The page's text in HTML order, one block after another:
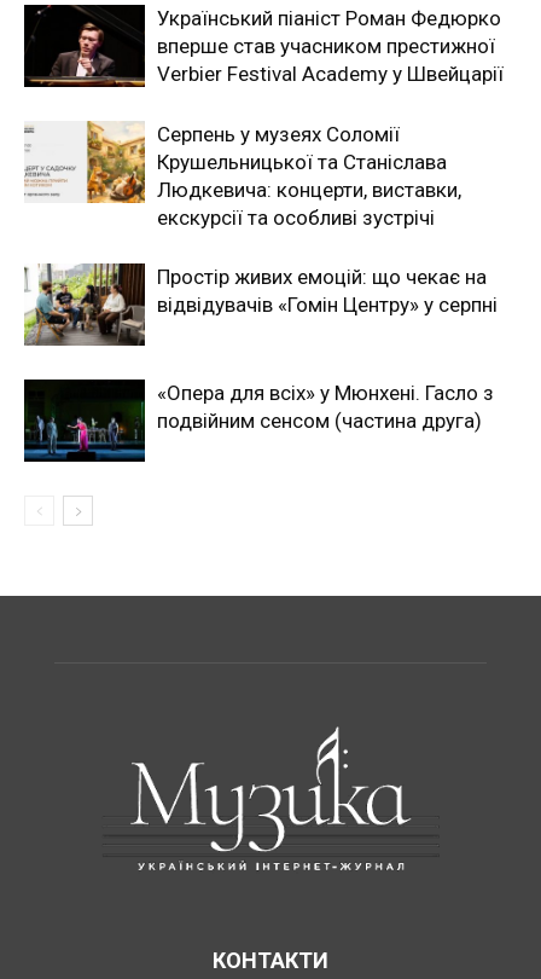
Український піаніст Роман Федюрко
вперше став учасником престижної
Verbier Festival Academy у Швейцарії
Серпень у музеях Соломії
Крушельницької та Станіслава
Людкевича: концерти, виставки,
екскурсії та особливі зустрічі
Простір живих емоцій: що чекає на
відвідувачів «Гомін Центру» у серпні
«Опера для всіх» у Мюнхені. Гасло з
подвійним сенсом (частина друга)
КОНТАКТИ